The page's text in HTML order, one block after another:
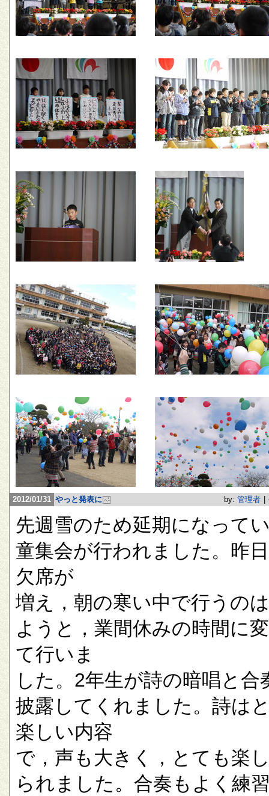
2012/01/31 やっと発表に by: 管理者
先週雪のため延期になって
童集会が行われました。昨
欠席が
増え，朝の寒い中で行うの
ようと，業間休みの時間に
て行いま
した。2年生が詩の暗唱と合
披露してくれました。詩は
楽しい内容
で，声も大きく，とても楽
られました。合奏もよく練